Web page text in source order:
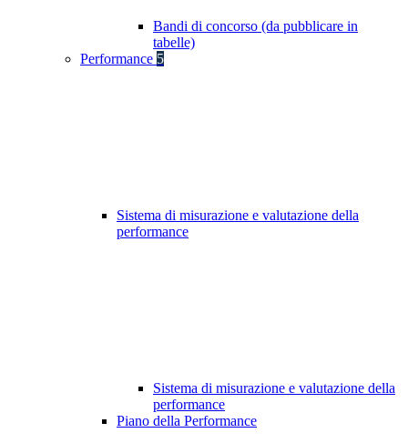
Bandi di concorso (da pubblicare in
tabelle)
Performance 5
Sistema di misurazione e valutazione della
performance
Sistema di misurazione e valutazione della
performance
Piano della Performance